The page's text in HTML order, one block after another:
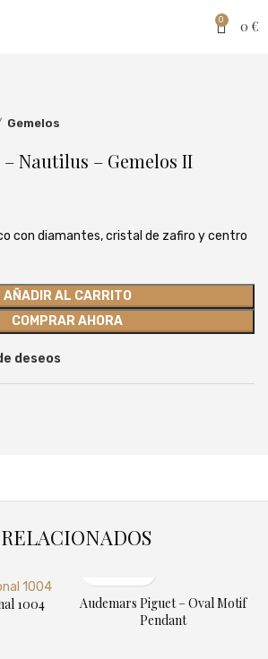
0 0 €
Gemelos
Nautilus – Gemelos II
con diamantes, cristal de zafiro y centro
AÑADIR AL CARRITO
COMPRAR AHORA
deseos
1004
Audemars Piguet – Oval Motif
Pendant